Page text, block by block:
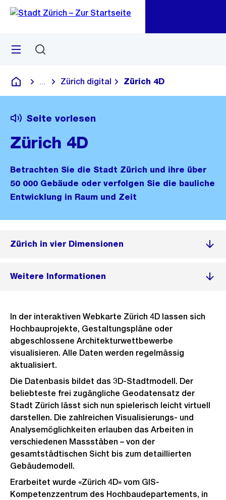
Navigation
Sprunglink
Menü
Deutsch
Blende alle Breadcrumbs ein
Zürich digital Zürich 4D
Seite vorlesen
Zürich 4D
Betrachten Sie die Stadt Zürich und ihre über
50 000 Gebäude oder verfolgen Sie die bauliche
Entwicklung in Raum und Zeit
Zürich in vier Dimensionen
Weitere Informationen
In der interaktiven Webkarte Zürich 4D lassen sich
Hochbauprojekte, Gestaltungspläne oder
abgeschlossene Architekturwettbewerbe
visualisieren. Alle Daten werden regelmässig
aktualisiert.
Die Datenbasis bildet das 3D-Stadtmodell. Der
beliebteste frei zugängliche Geodatensatz der
Stadt Zürich lässt sich nun spielerisch leicht virtuell
darstellen. Die zahlreichen Visualisierungs- und
Analysemöglichkeiten erlauben das Arbeiten in
verschiedenen Massstäben – von der
gesamtstädtischen Sicht bis zum detaillierten
Gebäudemodell.
Erarbeitet wurde «Zürich 4D» vom GIS-
Kompetenzzentrum des Hochbaudepartements, in